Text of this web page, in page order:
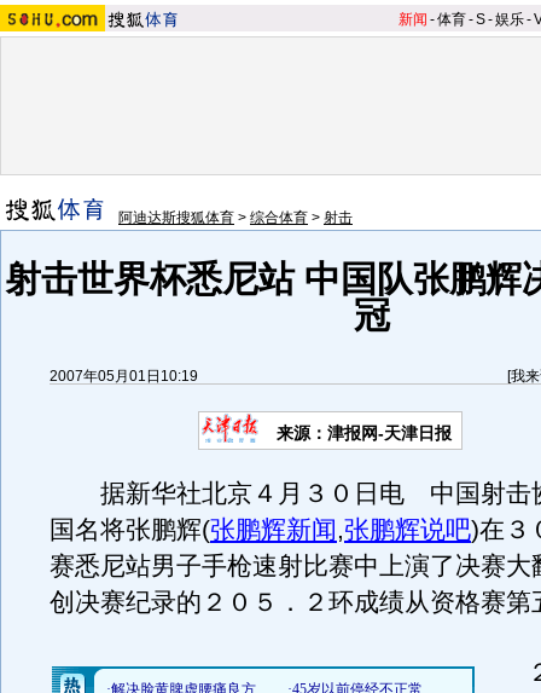
新闻 -体育-S-娱乐-
阿迪达斯搜狐体育 > 综合体育 > 射击
射击世界杯悉尼站 中国队张鹏辉
冠
2007年05月01日10:19 [我
来源：津报网-天津日报
据新华社北京４月３０日电 中国射击
国名将张鹏辉(张鹏辉新闻,张鹏辉说吧)在３
赛悉尼站男子手枪速射比赛中上演了决赛大
创决赛纪录的２０５．２环成绩从资格赛第
２